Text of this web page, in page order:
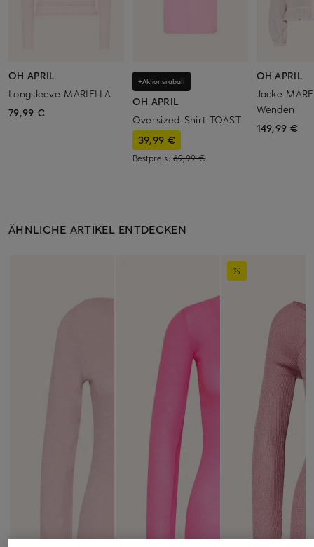
OH APRIL
Longsleeve MARIELLA
79,99 €
+Aktionsrabatt
OH APRIL
Oversized-Shirt TOAST
39,99 €
Bestpreis: 69,99 €
OH APRIL
Jacke
Wenden
149,99 €
ÄHNLICHE ARTIKEL ENTDECKEN